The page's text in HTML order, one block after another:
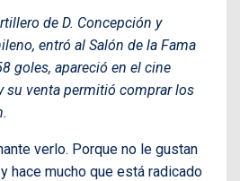
de D. Concepción y
entró al Salón de la Fama
goles, apareció en el cine
su venta permitió comprar los
verlo. Porque no le gustan
hace mucho que está radicado